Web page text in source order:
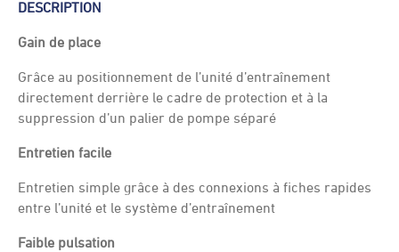
DESCRIPTION
Gain de place
Grâce au positionnement de l’unité d’entraînement
directement derrière le cadre de protection et à la
suppression d’un palier de pompe séparé
Entretien facile
Entretien simple grâce à des connexions à fiches rapides
entre l’unité et le système d’entraînement
Faible pulsation